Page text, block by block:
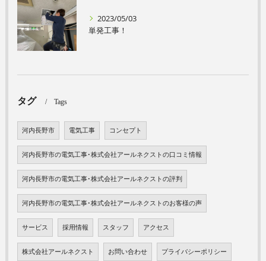
2023/05/03
単発工事！
タグ Tags
河内長野市 電気工事 コンセプト
河内長野市の電気工事･株式会社アールネクストの口コミ情報
河内長野市の電気工事･株式会社アールネクストの評判
河内長野市の電気工事･株式会社アールネクストのお客様の声
サービス 採用情報 スタッフ アクセス
株式会社アールネクスト お問い合わせ プライバシーポリシー